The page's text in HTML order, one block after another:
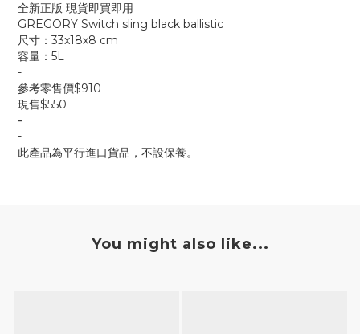
全新正版 現貨即買即用
GREGORY Switch sling black ballistic
尺寸：33x18x8 cm
容量：5L
-
參考零售價$910
現售$550
-
-
此產品為平行進口貨品，不設保養。
You might also like...